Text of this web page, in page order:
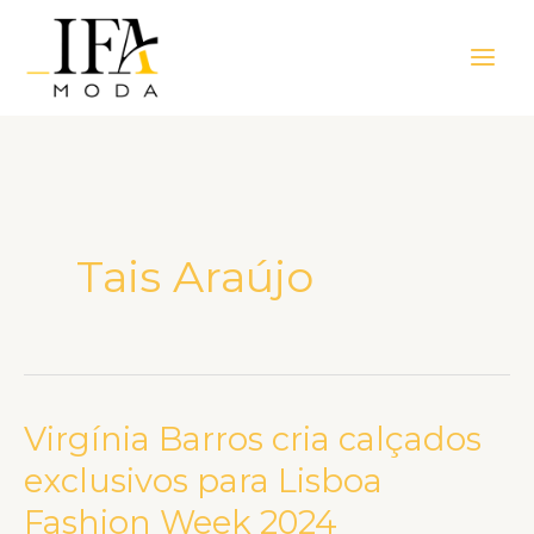
Menu
Tais Araújo
Virgínia Barros cria calçados
exclusivos para Lisboa
Fashion Week 2024
Virgínia
cria
calçados